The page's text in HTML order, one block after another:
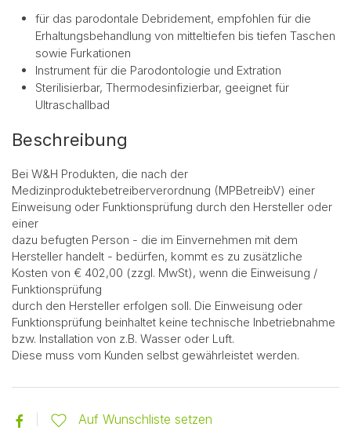
für das parodontale Debridement, empfohlen für die
Erhaltungsbehandlung von mitteltiefen bis tiefen Taschen
sowie Furkationen
Instrument für die Parodontologie und Extration
Sterilisierbar, Thermodesinfizierbar, geeignet für
Ultraschallbad
Beschreibung
Bei W&H Produkten, die nach der
Medizinproduktebetreiberverordnung (MPBetreibV) einer
Einweisung oder Funktionsprüfung durch den Hersteller oder
einer
dazu befugten Person - die im Einvernehmen mit dem
Hersteller handelt - bedürfen, kommt es zu zusätzliche
Kosten von € 402,00 (zzgl. MwSt), wenn die Einweisung /
Funktionsprüfung
durch den Hersteller erfolgen soll. Die Einweisung oder
Funktionsprüfung beinhaltet keine technische Inbetriebnahme
bzw. Installation von z.B. Wasser oder Luft.
Diese muss vom Kunden selbst gewährleistet werden.
Auf Wunschliste setzen